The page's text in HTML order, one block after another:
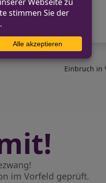
Einbruch in
im Vorfeld geprüft.